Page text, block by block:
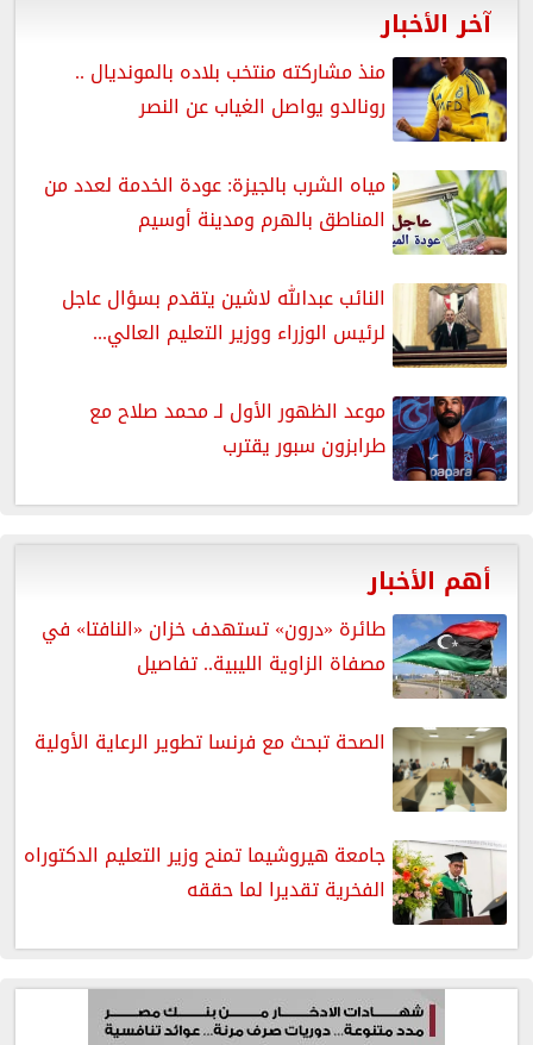
آخر الأخبار
منذ مشاركته منتخب بلاده بالمونديال ..
رونالدو يواصل الغياب عن النصر
مياه الشرب بالجيزة: عودة الخدمة لعدد من
المناطق بالهرم ومدينة أوسيم
النائب عبدالله لاشين يتقدم بسؤال عاجل
لرئيس الوزراء ووزير التعليم العالي...
موعد الظهور الأول لـ محمد صلاح مع
طرابزون سبور يقترب
أهم الأخبار
طائرة «درون» تستهدف خزان «النافتا» في
مصفاة الزاوية الليبية.. تفاصيل
الصحة تبحث مع فرنسا تطوير الرعاية الأولية
جامعة هيروشيما تمنح وزير التعليم الدكتوراه
الفخرية تقديرا لما حققه